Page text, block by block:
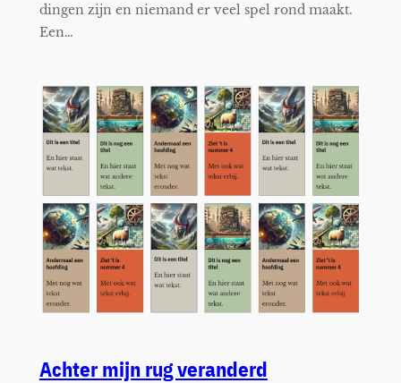
dingen zijn en niemand er veel spel rond maakt.
Een…
Achter mijn rug veranderd